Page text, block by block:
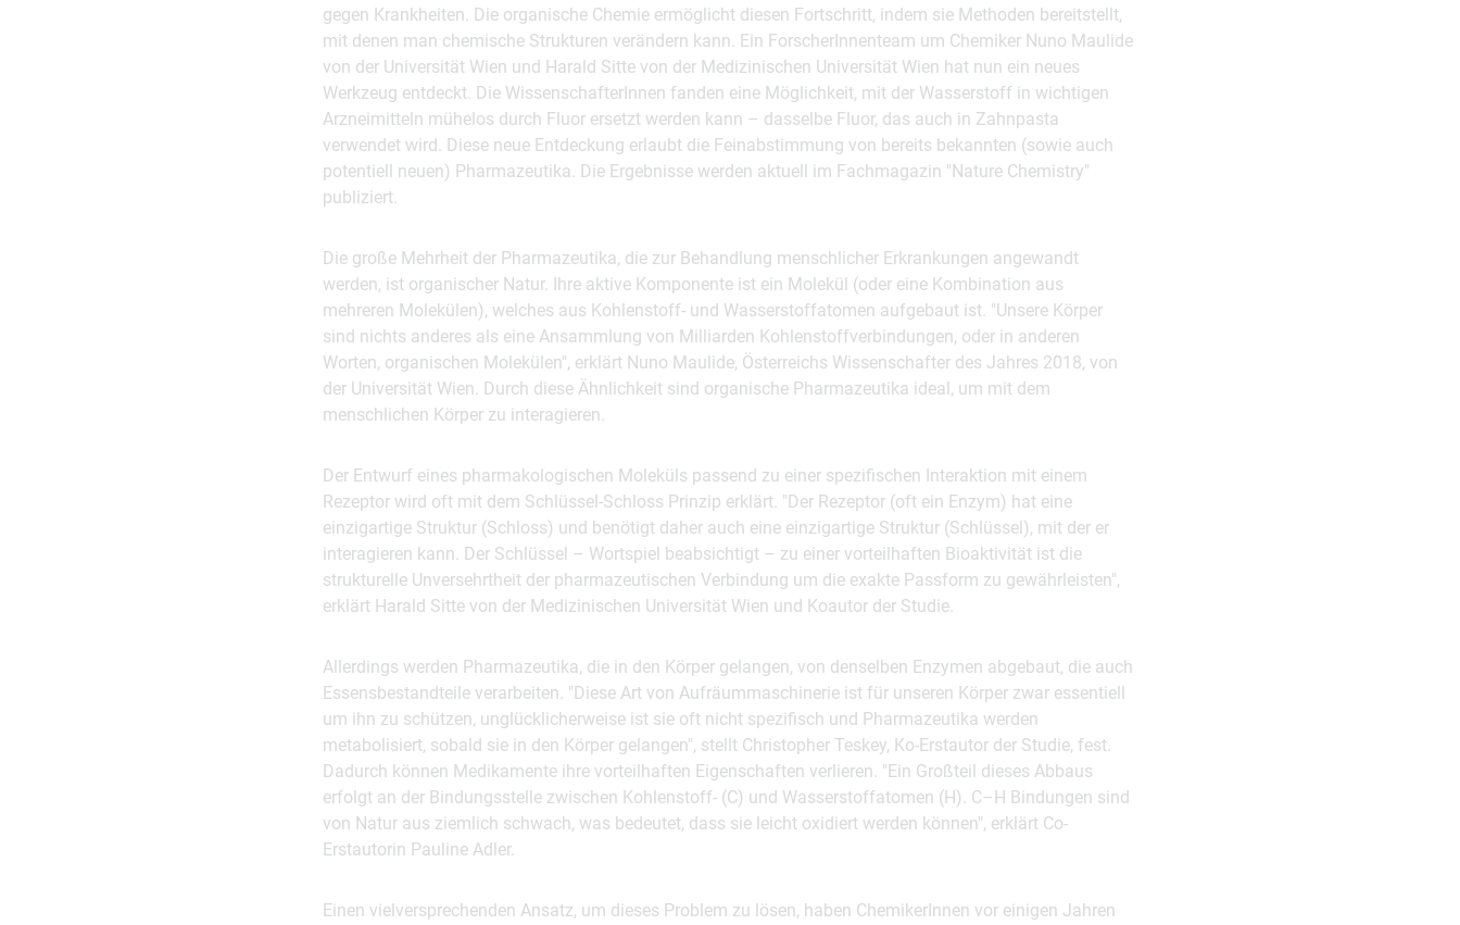
gegen Krankheiten. Die organische Chemie ermöglicht diesen Fortschritt, indem sie Methoden bereitstellt,
mit denen man chemische Strukturen verändern kann. Ein ForscherInnenteam um Chemiker Nuno Maulide
von der Universität Wien und Harald Sitte von der Medizinischen Universität Wien hat nun ein neues
Werkzeug entdeckt. Die WissenschafterInnen fanden eine Möglichkeit, mit der Wasserstoff in wichtigen
Arzneimitteln mühelos durch Fluor ersetzt werden kann – dasselbe Fluor, das auch in Zahnpasta
verwendet wird. Diese neue Entdeckung erlaubt die Feinabstimmung von bereits bekannten (sowie auch
potentiell neuen) Pharmazeutika. Die Ergebnisse werden aktuell im Fachmagazin "Nature Chemistry"
publiziert.
Die große Mehrheit der Pharmazeutika, die zur Behandlung menschlicher Erkrankungen angewandt
werden, ist organischer Natur. Ihre aktive Komponente ist ein Molekül (oder eine Kombination aus
mehreren Molekülen), welches aus Kohlenstoff- und Wasserstoffatomen aufgebaut ist. "Unsere Körper
sind nichts anderes als eine Ansammlung von Milliarden Kohlenstoffverbindungen, oder in anderen
Worten, organischen Molekülen", erklärt Nuno Maulide, Österreichs Wissenschafter des Jahres 2018, von
der Universität Wien. Durch diese Ähnlichkeit sind organische Pharmazeutika ideal, um mit dem
menschlichen Körper zu interagieren.
Der Entwurf eines pharmakologischen Moleküls passend zu einer spezifischen Interaktion mit einem
Rezeptor wird oft mit dem Schlüssel-Schloss Prinzip erklärt. "Der Rezeptor (oft ein Enzym) hat eine
einzigartige Struktur (Schloss) und benötigt daher auch eine einzigartige Struktur (Schlüssel), mit der er
interagieren kann. Der Schlüssel – Wortspiel beabsichtigt – zu einer vorteilhaften Bioaktivität ist die
strukturelle Unversehrtheit der pharmazeutischen Verbindung um die exakte Passform zu gewährleisten",
erklärt Harald Sitte von der Medizinischen Universität Wien und Koautor der Studie.
Allerdings werden Pharmazeutika, die in den Körper gelangen, von denselben Enzymen abgebaut, die auch
Essensbestandteile verarbeiten. "Diese Art von Aufräummaschinerie ist für unseren Körper zwar essentiell
um ihn zu schützen, unglücklicherweise ist sie oft nicht spezifisch und Pharmazeutika werden
metabolisiert, sobald sie in den Körper gelangen", stellt Christopher Teskey, Ko-Erstautor der Studie, fest.
Dadurch können Medikamente ihre vorteilhaften Eigenschaften verlieren. "Ein Großteil dieses Abbaus
erfolgt an der Bindungsstelle zwischen Kohlenstoff- (C) und Wasserstoffatomen (H). C–H Bindungen sind
von Natur aus ziemlich schwach, was bedeutet, dass sie leicht oxidiert werden können", erklärt Co-
Erstautorin Pauline Adler.
Einen vielversprechenden Ansatz, um dieses Problem zu lösen, haben ChemikerInnen vor einigen Jahren